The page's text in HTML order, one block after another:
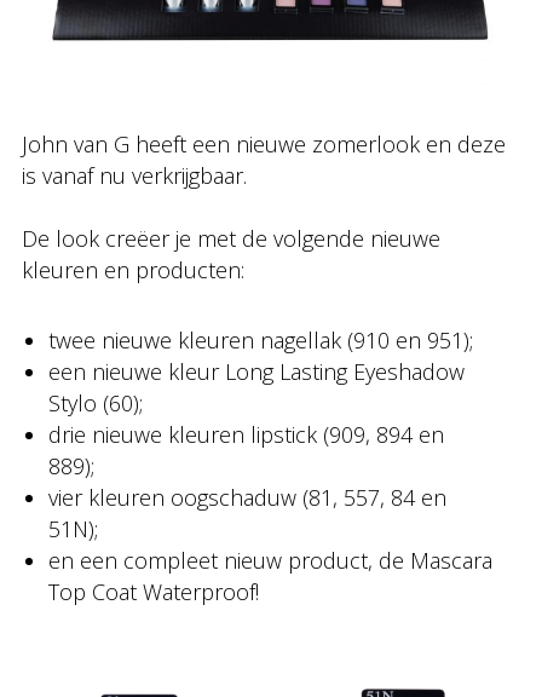
John van G heeft een nieuwe zomerlook en deze
is vanaf nu verkrijgbaar.
De look creëer je met de volgende nieuwe
kleuren en producten:
twee nieuwe kleuren nagellak (910 en 951);
een nieuwe kleur Long Lasting Eyeshadow
Stylo (60);
drie nieuwe kleuren lipstick (909, 894 en
889);
vier kleuren oogschaduw (81, 557, 84 en
51N);
en een compleet nieuw product, de Mascara
Top Coat Waterproof!